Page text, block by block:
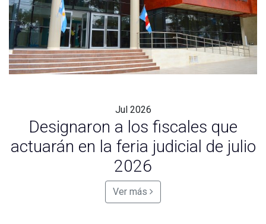
Jul 2026
Designaron a los fiscales que
actuarán en la feria judicial de julio
2026
Ver más